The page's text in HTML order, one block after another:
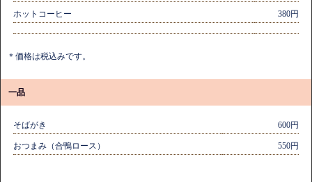
ホットコーヒー 380円
＊価格は税込みです。
一品
そばがき 600円
おつまみ（合鴨ロース） 550円